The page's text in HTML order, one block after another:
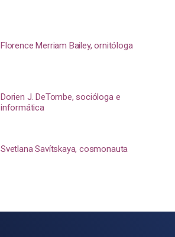
Florence Merriam Bailey, ornitóloga
Dorien J. DeTombe, socióloga e
informática
Svetlana Savítskaya, cosmonauta